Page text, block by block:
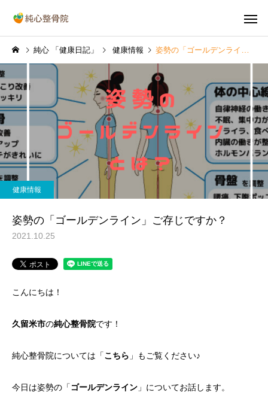
首の痛み 肩の痛
健康情報
「巻き肩」による肩こりや
ストレートネックとの関係
とは
健康情報
【2026年】GW中、交
が増えますので交通事
ご注意ください
純心 「健康日記」 健康情報 姿勢の「ゴールデンライン」ご存じですか？
健康情報
姿勢の「ゴールデンライン」ご存じですか？
2021.10.25
こんにちは！
久留米市の純心整骨院です！
純心整骨院については「こちら 」もご覧ください♪
今日は姿勢の「 ゴールデンライン 」についてお話します。